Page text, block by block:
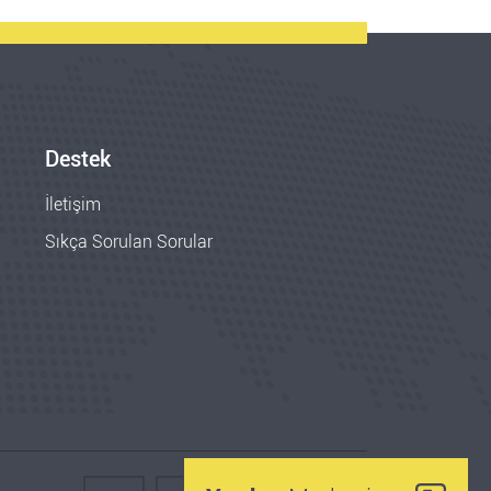
Destek
İletişim
Sıkça Sorulan Sorular